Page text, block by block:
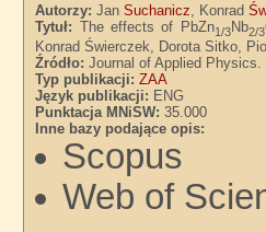
Autorzy:JanSuchanicz , Konrad
Tytuł: The effects of PbZn1/3Nb2/3
Konrad Świerczek, Dorota Sitko,
Źródło:Journal of Applied
Typ publikacji:ZAA
Język publikacji: ENG
Punktacja MNiSW:35.000
Inne bazy podające opis:
Scopus
Web of